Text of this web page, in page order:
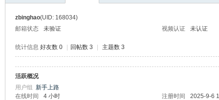
zbinghao(UID: 168034)
邮箱状态
未验证 视频认证 未认证
统计信息 好友数 0 回帖数 3 主题数 3
活跃概况
用户组 新手上路
在线时间
4 小时 注册时间
2025-9-6